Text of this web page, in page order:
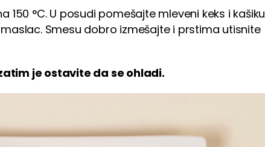
150 °C. U posudi pomešajte mleveni keks i kašiku
Smesu dobro izmešajte i prstima utisnite
je ostavite da se ohladi.